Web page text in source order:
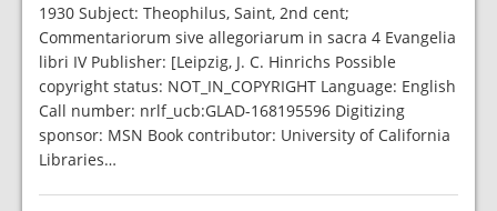
1930 Subject: Theophilus, Saint, 2nd cent;
Commentariorum sive allegoriarum in sacra 4 Evangelia
libri IV Publisher: [Leipzig, J. C. Hinrichs Possible
copyright status: NOT_IN_COPYRIGHT Language: English
Call number: nrlf_ucb:GLAD-168195596 Digitizing
sponsor: MSN Book contributor: University of California
Libraries…